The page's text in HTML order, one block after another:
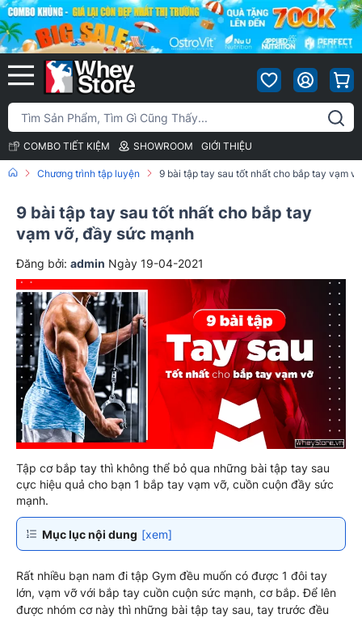
COMBO TIẾT KIỆM SHOWROOM GIỚI THIỆU
Chương trình tập luyện 9 bài tập tay sau tốt nhất cho bắp tay vạm
9 bài tập tay sau tốt nhất cho bắp tay
vạm vỡ, đầy sức mạnh
Đăng bởi: admin Ngày 19-04-2021
Tập cơ bắp tay thì không thể bỏ qua những bài tập tay sau
cực hiệu quả cho bạn 1 bắp tay vạm vỡ, cuồn cuộn đầy sức
mạnh.
Mục lục nội dung [xem]
Rất nhiều bạn nam đi tập Gym đều muốn có được 1 đôi tay
lớn, vạm vỡ với bắp tay cuồn cuộn sức mạnh, cơ bắp. Để lên
được nhóm cơ này thì những bài tập tay sau, tay trước đều